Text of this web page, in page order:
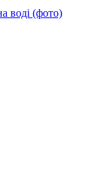
воді (фото)